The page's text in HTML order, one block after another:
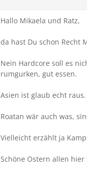
Hallo Mikaela und Ratz,
da hast Du schon Recht
Nein Hardcore soll es
rumgurken, gut essen.
Asien ist glaub echt
Roatan wär auch was,
Vielleicht erzählt ja
Schöne Ostern allen hier